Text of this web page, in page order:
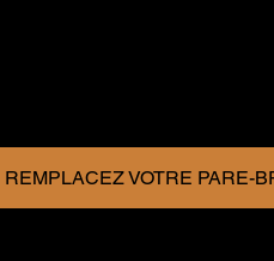
REMPLACEZ VOTRE PARE-